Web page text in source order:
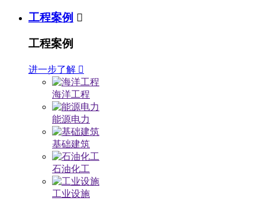
工程案例 
工程案例
进一步了解 
海洋工程
能源电力
基础建筑
石油化工
工业设施